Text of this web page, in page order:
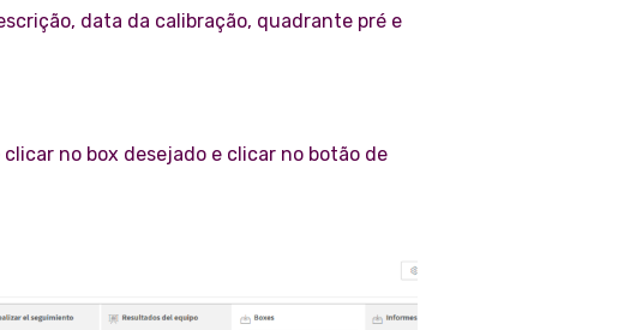
data da calibração, quadrante pré e
no box desejado e clicar no botão de